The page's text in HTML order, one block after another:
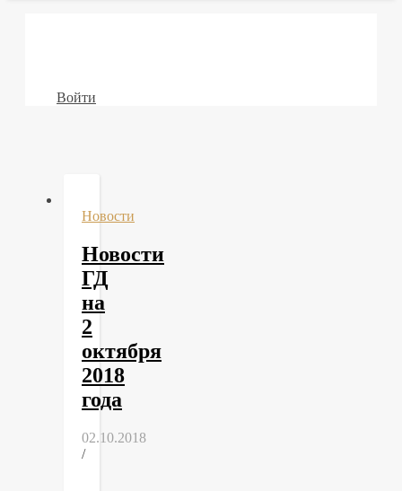
Войти
Новости
Новости
ГД
на
2
октября
2018
года
02.10.2018
/